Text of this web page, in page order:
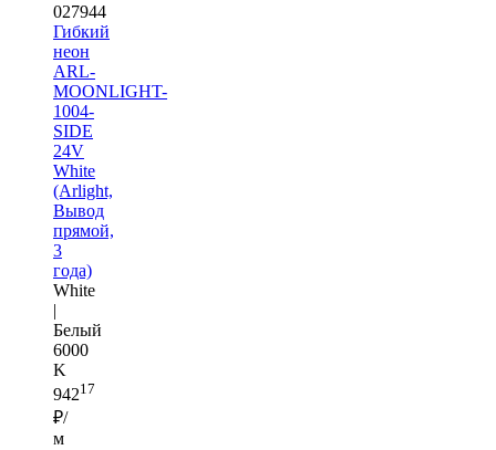
027944
Гибкий
неон
ARL-
MOONLIGHT-
1004-
SIDE
24V
White
(Arlight,
Вывод
прямой,
3
года)
White
|
Белый
6000
K
94217
₽/
м